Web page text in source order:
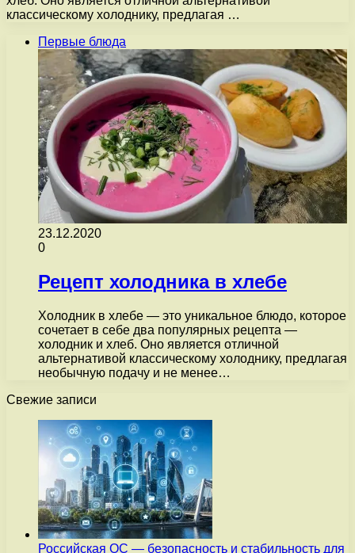
классическому холоднику, предлагая …
Первые блюда
23.12.2020
0
Рецепт холодника в хлебе
Холодник в хлебе — это уникальное блюдо, которое
сочетает в себе два популярных рецепта —
холодник и хлеб. Оно является отличной
альтернативой классическому холоднику, предлагая
необычную подачу и не менее…
Свежие записи
Российская ОС — безопасность и стабильность для